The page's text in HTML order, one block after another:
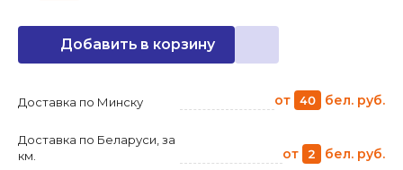
Добавить в корзину
Доставка по Минску от 40 бел. руб.
Доставка по Беларуси, за
км.
от 2 бел. руб.